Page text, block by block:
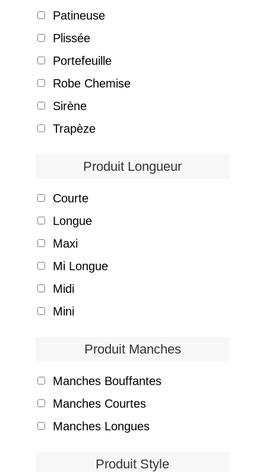
Patineuse
Plissée
Portefeuille
Robe Chemise
Sirène
Trapèze
Produit Longueur
Courte
Longue
Maxi
Mi Longue
Midi
Mini
Produit Manches
Manches Bouffantes
Manches Courtes
Manches Longues
Produit Style